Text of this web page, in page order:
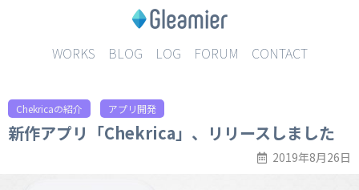
WORKS BLOG LOG FORUM CONTACT
Chekricaの紹介 アプリ開発
新作アプリ「Chekrica」、リリースしました
2019年8月26日